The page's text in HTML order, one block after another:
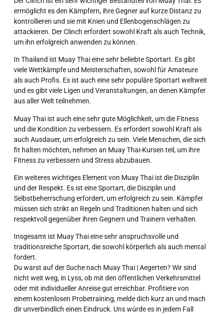
ermöglicht es den Kämpfern, ihre Gegner auf kurze Distanz zu
kontrollieren und sie mit Knien und Ellenbogenschlägen zu
attackieren. Der Clinch erfordert sowohl Kraft als auch Technik,
um ihn erfolgreich anwenden zu können.
In Thailand ist Muay Thai eine sehr beliebte Sportart. Es gibt
viele Wettkämpfe und Meisterschaften, sowohl für Amateure
als auch Profis. Es ist auch eine sehr populäre Sportart weltweit
und es gibt viele Ligen und Veranstaltungen, an denen Kämpfer
aus aller Welt teilnehmen.
Muay Thai ist auch eine sehr gute Möglichkeit, um die Fitness
und die Kondition zu verbessern. Es erfordert sowohl Kraft als
auch Ausdauer, um erfolgreich zu sein. Viele Menschen, die sich
fit halten möchten, nehmen an Muay Thai-Kursen teil, um ihre
Fitness zu verbessern und Stress abzubauen.
Ein weiteres wichtiges Element von Muay Thai ist die Disziplin
und der Respekt. Es ist eine Sportart, die Disziplin und
Selbstbeherrschung erfordert, um erfolgreich zu sein. Kämpfer
müssen sich strikt an Regeln und Traditionen halten und sich
respektvoll gegenüber ihren Gegnern und Trainern verhalten.
Insgesamt ist Muay Thai eine sehr anspruchsvolle und
traditionsreiche Sportart, die sowohl körperlich als auch mental
fordert.
Du warst auf der Suche nach Muay Thai | Aegerten? Wir sind
nicht weit weg, in Lyss, ob mit den öffentlichen Verkehrsmittel
oder mit individueller Anreise gut erreichbar. Profitiere von
einem kostenlosen Probetraining, melde dich kurz an und mach
dir unverbindlich einen Eindruck. Uns würde es in jedem Fall